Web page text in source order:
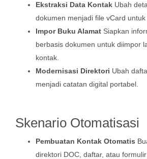
Ekstraksi Data Kontak Ubah
dokumen menjadi file vCard untuk
Impor Buku Alamat Siapkan
berbasis dokumen untuk diimpor
kontak.
Modernisasi Direktori Ubah
menjadi catatan digital portabel.
Skenario Otomatisasi
Pembuatan Kontak Otomatis
direktori DOC, daftar, atau